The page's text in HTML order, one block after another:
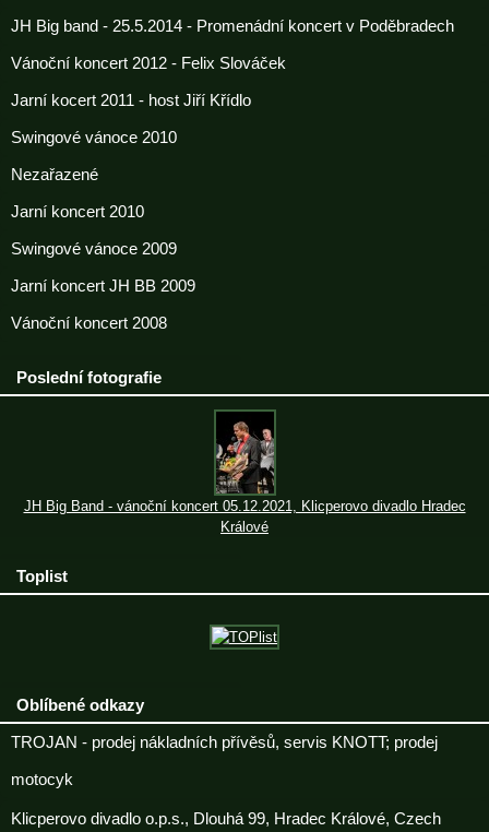
JH Big band - 25.5.2014 - Promenádní koncert v Poděbradech
Vánoční koncert 2012 - Felix Slováček
Jarní kocert 2011 - host Jiří Křídlo
Swingové vánoce 2010
Nezařazené
Jarní koncert 2010
Swingové vánoce 2009
Jarní koncert JH BB 2009
Vánoční koncert 2008
Poslední fotografie
JH Big Band - vánoční koncert 05.12.2021, Klicperovo divadlo Hradec
Králové
Toplist
Oblíbené odkazy
TROJAN - prodej nákladních přívěsů, servis KNOTT; prodej
motocyk
Klicperovo divadlo o.p.s., Dlouhá 99, Hradec Králové, Czech